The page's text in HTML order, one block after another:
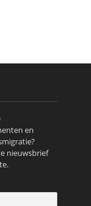
en
nieuwsbrief